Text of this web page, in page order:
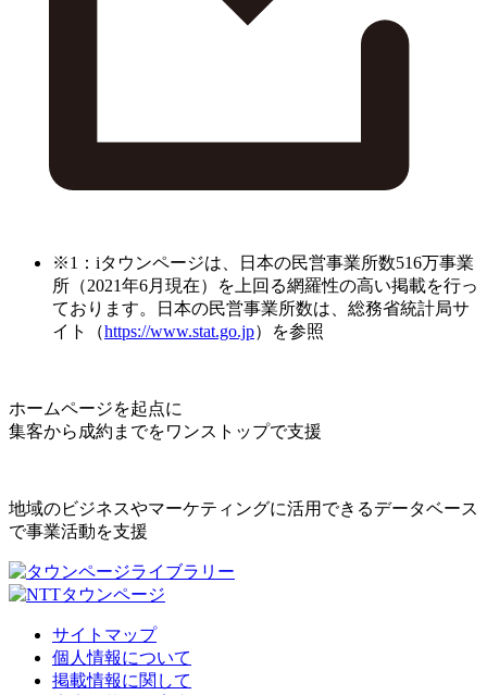
※1：iタウンページは、日本の民営事業所数516万事業
所（2021年6月現在）を上回る網羅性の高い掲載を行っ
ております。日本の民営事業所数は、総務省統計局サ
イト（https://www.stat.go.jp）を参照
ホームページを起点に
集客から成約までをワンストップで支援
地域のビジネスやマーケティングに活用できるデータベース
で事業活動を支援
サイトマップ
個人情報について
掲載情報に関して